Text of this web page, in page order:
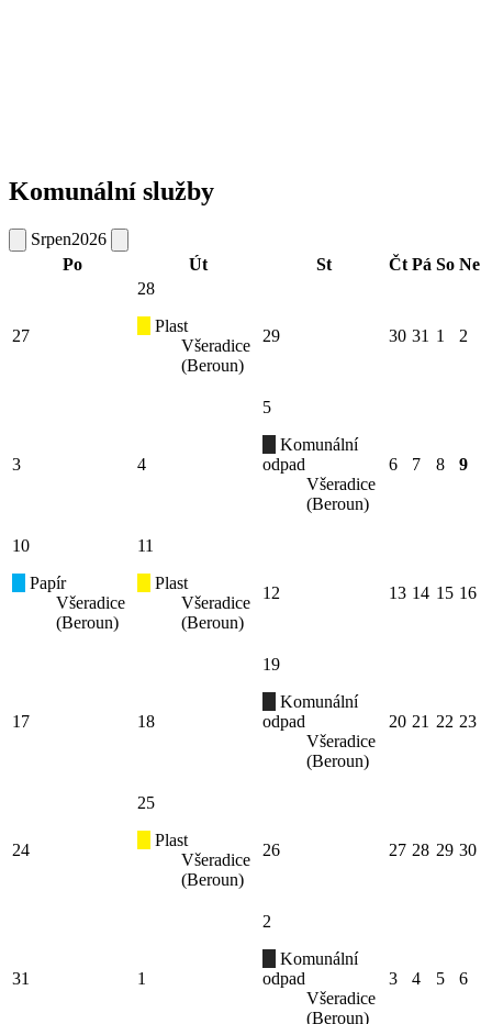
Komunální služby
Srpen2026
Po
Út St Čt Pá So Ne
27
28
Plast
Všeradice
(Beroun)
29 30 31 1 2
3 4
5
Komunální
odpad
Všeradice
(Beroun)
6 7 8 9
10
Papír
Všeradice
(Beroun)
11
Plast
Všeradice
(Beroun)
12 13 14 15 16
17 18
19
Komunální
odpad
Všeradice
(Beroun)
20 21 22 23
24
25
Plast
Všeradice
(Beroun)
26 27 28 29 30
31 1
2
Komunální
odpad
Všeradice
(Beroun)
3 4 5 6